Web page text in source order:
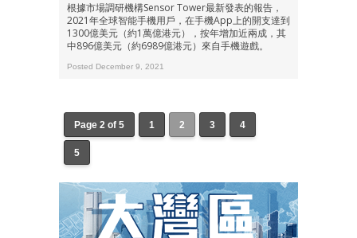
根據市場調研機構Sensor Tower最新發表的報告，
2021年全球智能手機用戶，在手機App上的開支達到
1300億美元（約1萬億港元），按年增加近兩成，其
中896億美元（約6989億港元）來自手機遊戲。
Posted December 9, 2021
Page 2 of 5 1 2 3 4
5